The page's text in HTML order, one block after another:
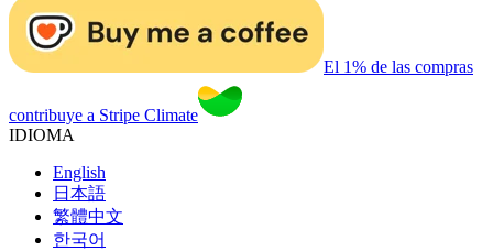
El 1% de las compras
contribuye a Stripe Climate
IDIOMA
English
日本語
繁體中文
한국어